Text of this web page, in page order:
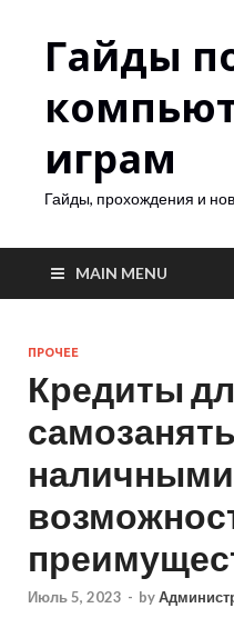
Гайды
играм
Гайды, прохождения и
MAIN MENU
ПРОЧЕЕ
Кредиты
Июль 5, 2023 - by